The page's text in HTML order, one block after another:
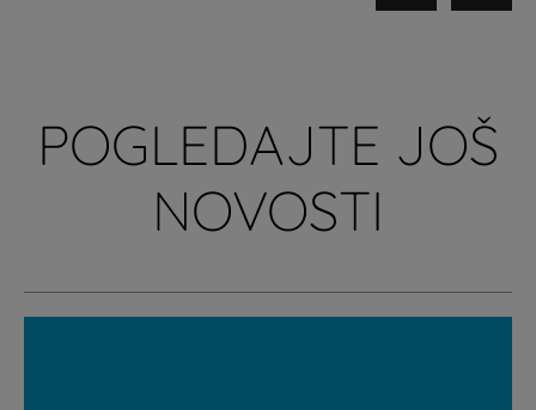
POGLEDAJTE JOŠ
NOVOSTI